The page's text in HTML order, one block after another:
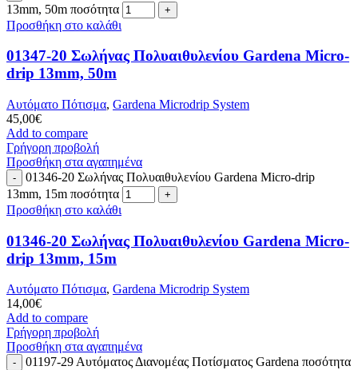
13mm, 50m ποσότητα
Προσθήκη στο καλάθι
01347-20 Σωλήνας Πολυαιθυλενίου Gardena Micro-
drip 13mm, 50m
Αυτόματο Πότισμα, Gardena Microdrip System
45,00€
Add to compare
Γρήγορη προβολή
Προσθήκη στα αγαπημένα
01346-20 Σωλήνας Πολυαιθυλενίου Gardena Micro-drip
13mm, 15m ποσότητα
Προσθήκη στο καλάθι
01346-20 Σωλήνας Πολυαιθυλενίου Gardena Micro-
drip 13mm, 15m
Αυτόματο Πότισμα, Gardena Microdrip System
14,00€
Add to compare
Γρήγορη προβολή
Προσθήκη στα αγαπημένα
01197-29 Αυτόματος Διανομέας Ποτίσματος Gardena ποσότητα